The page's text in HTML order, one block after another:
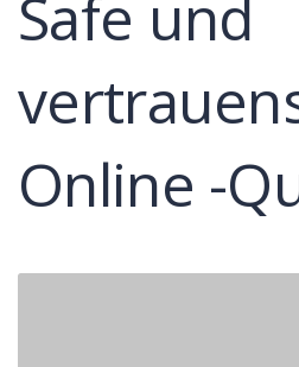
Safe und
Online -